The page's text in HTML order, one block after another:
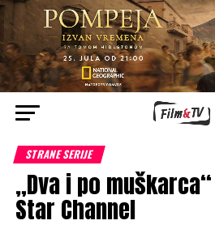
STRANE SERIJE
„Dva i po
Star Channel